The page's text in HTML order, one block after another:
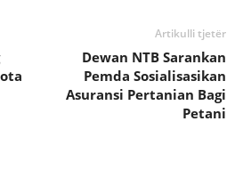
Artikulli tjetër
Dewan NTB Sarankan
Pemda Sosialisasikan
Asuransi Pertanian Bagi
Petani